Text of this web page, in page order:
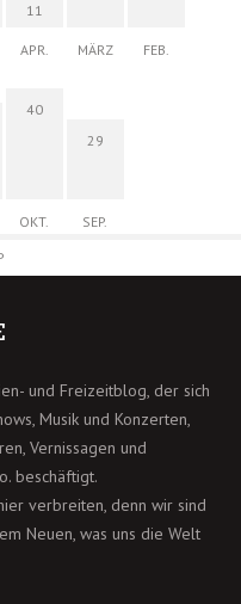
11
APR. MÄRZ FEB.
40
OKT.
29
SEP.
und Freizeitblog, der sich
Musik und Konzerten,
Vernissagen und
beschäftigt.
verbreiten, denn wir sind
Neuen, was uns die Welt